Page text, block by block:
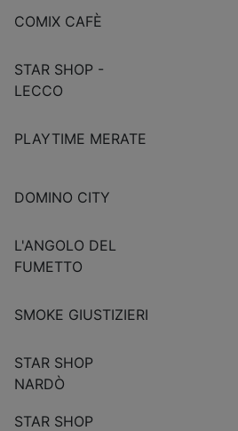
COMIX CAFÈ
STAR SHOP -
LECCO
PLAYTIME MERATE
DOMINO CITY
L'ANGOLO DEL
FUMETTO
SMOKE GIUSTIZIERI
STAR SHOP
NARDÒ
STAR SHOP